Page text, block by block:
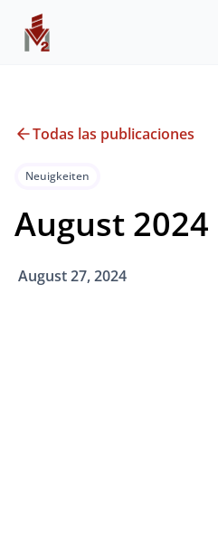
Todas las publicaciones
Neuigkeiten
August 2024
August 27, 2024